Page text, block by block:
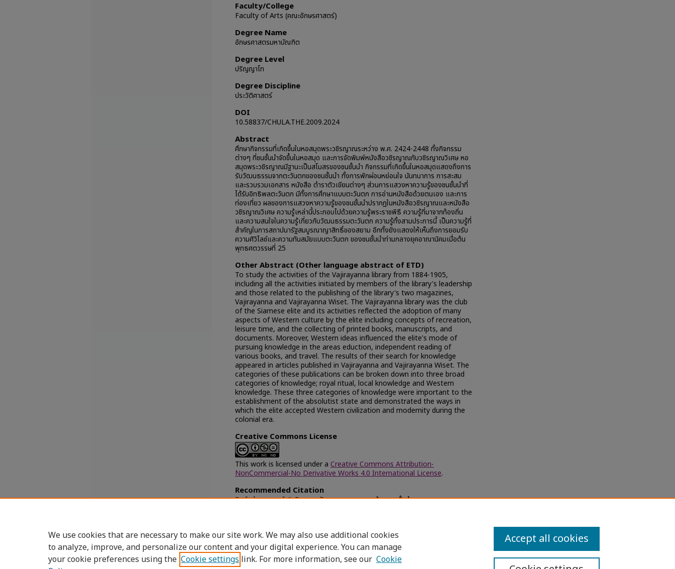
Faculty/College
Faculty of Arts (คณะอักษรศาสตร์)
Degree Name
อักษรศาสตรมหาบัณฑิต
Degree Level
ปริญญาโท
Degree Discipline
ประวัติศาสตร์
DOI
10.58837/CHULA.THE.2009.2024
Abstract
ศึกษากิจกรรมที่เกิดขึ้นในหอสมุดพระวชิรญาณระหว่าง พ.ศ. 2424-2448 ทั้งกิจกรรม
ต่างๆ ที่ชนชั้นนำจัดขึ้นในหอสมุด และการจัดพิมพ์หนังสือวชิรญาณกับวชิรญาณวิเศษ หอ
สมุดพระวชิรญาณมีฐานะเป็นสโมสรของชนชั้นนำ กิจกรรมที่เกิดขึ้นในหอสมุดแสดงถึงการ
รับวัฒนธรรมจากตะวันตกของชนชั้นนำ ทั้งการพักผ่อนหย่อนใจ นันทนาการ การสะสม
และรวบรวมเอกสาร หนังสือ ตำราตัวเขียนต่างๆ ส่วนการแสวงหาความรู้ของชนชั้นนำที่
ได้รับอิทธิพลตะวันตก มีทั้งการศึกษาแบบตะวันตก การอ่านหนังสือด้วยตนเอง และการ
ท่องเที่ยว ผลของการแสวงหาความรู้ของชนชั้นนำปรากฎในหนังสือวชิรญาณและหนังสือ
วชิรญาณวิเศษ ความรู้เหล่านี้ประกอบไปด้วยความรู้พระราชพิธี ความรู้ที่มาจากท้องถิ่น
และความสนใจในความรู้เกี่ยวกับวัฒนธรรมตะวันตก ความรู้ทั้งสามประการนี้ เป็นความรู้ที่
สำคัญในการสถาปนารัฐสมบูรณาญาสิทธิ์ของสยาม อีกทั้งยังแสดงให้เห็นถึงการยอมรับ
ความศิวิไลซ์และความทันสมัยแบบตะวันตก ของชนชั้นนำท่ามกลางยุคอาณานิคมเมื่อต้น
พุทธศตวรรษที่ 25
Other Abstract (Other language abstract of ETD)
To study the activities of the Vajirayanna library from 1884-1905,
including all the activities initiated by members of the library's leadership
and those related to the publishing of the library's two magazines,
Vajirayanna and Vajirayanna Wiset. The Vajirayanna library was the club
of the Siamese elite and its activities reflected the adoption of many
aspects of Western culture by the elite including concepts of recreation,
leisure time, and the collecting of printed books, manuscripts, and
documents. Moreover, Western ideas influenced the elite's mode of
pursuing knowledge in the areas eduction, independent reading of
various books, and travel. The results of their search for knowledge
appeared in articles published in Vajirayanna and Vajirayanna Wiset. The
categories of these publications can be broken down into three broad
categories of knowledge; royal ritual, local knowledge and Western
knowledge. These three categories of knowledge were important to the
establishment of the absolutist state and demonstrated the ways in
which the elite accepted Western civilization and modernity during the
colonial era.
Creative Commons License
This work is licensed under a Creative Commons Attribution-
NonCommercial-No Derivative Works 4.0 International License.
Recommended Citation
จิตต์สง่า, ธนพงศ์, "วชิรญาณ กับการแสวงหาความรู้ของชนชั้นนำของสยาม พ.ศ.
We use cookies that are necessary to make our site work. We may also use additional cookies
to analyze, improve, and personalize our content and your digital experience. You can manage
your cookie preferences using the Cookie settings link. For more information, see our Cookie
Accept all cookies